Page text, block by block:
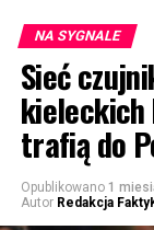
NA SYGNALE
Sieć
kieleckich
trafią do
Opublikowano 1
Autor Redakcja